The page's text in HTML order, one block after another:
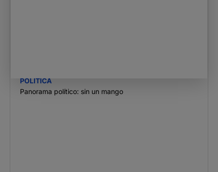
POLITICA
Panorama político: sin un mango